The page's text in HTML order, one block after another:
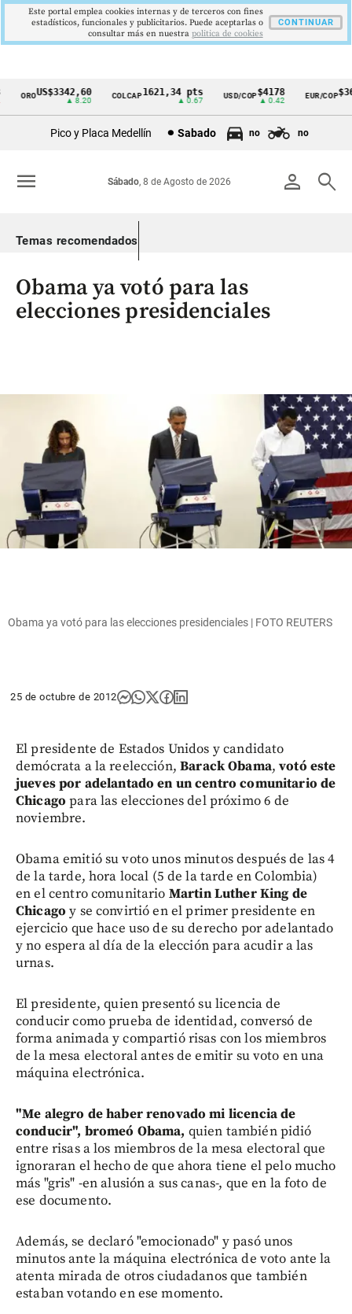
Cintillo
Colombia
OROUS$3342,60
▲ 8.20
COLCAP1621,34 pts
▲ 0.67
USD/COP$4178
▲ 0.42
EUR/COP
Pico y Placa Medellín Sabado no no
person search
Sábado, 8 de Agosto de 2026
menu
Temas recomendados
Obama ya votó para las
elecciones presidenciales
Obama ya votó para las elecciones presidenciales | FOTO REUTERS
25 de octubre de 2012
El presidente de Estados Unidos y candidato
demócrata a la reelección,Barack Obama,votó este
jueves por adelantado en un centro comunitario de
Chicago para las elecciones del próximo 6 de
noviembre.
Obama emitió su voto unos minutos después de las 4
de la tarde, hora local (5 de la tarde en Colombia)
en el centro comunitario Martin Luther King de
Chicago y se convirtió en el primer presidente en
ejercicio que hace uso de su derecho por adelantado
y no espera al día de la elección para acudir a las
urnas.
El presidente, quien presentó su licencia de
conducir como prueba de identidad, conversó de
forma animada y compartió risas con los miembros
de la mesa electoral antes de emitir su voto en una
máquina electrónica.
"Me alegro de haber renovado mi licencia de
conducir", bromeó Obama, quien también pidió
entre risas a los miembros de la mesa electoral que
ignoraran el hecho de que ahora tiene el pelo mucho
más "gris" -en alusión a sus canas-, que en la foto de
ese documento.
Además, se declaró "emocionado" y pasó unos
minutos ante la máquina electrónica de voto ante la
atenta mirada de otros ciudadanos que también
estaban votando en ese momento.
Este portal emplea cookies internas y de terceros con fines
estadísticos, funcionales y publicitarios. Puede aceptarlas o
consultar más en nuestra politica de cookies
CONTINUAR